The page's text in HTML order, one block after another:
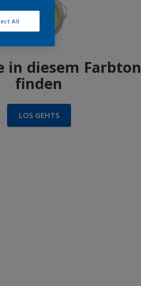
in diesem Farbton
finden
LOS GEHTS
All